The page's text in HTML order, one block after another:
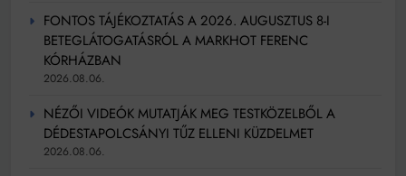
FONTOS TÁJÉKOZTATÁS A 2026. AUGUSZTUS 8-I
BETEGLÁTOGATÁSRÓL A MARKHOT FERENC
KÓRHÁZBAN
2026.08.06.
NÉZŐI VIDEÓK MUTATJÁK MEG TESTKÖZELBŐL A
DÉDESTAPOLCSÁNYI TŰZ ELLENI KÜZDELMET
2026.08.06.